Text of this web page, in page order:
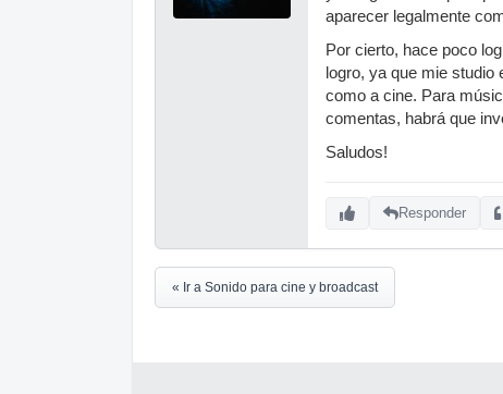
aparecer legalmente
Por cierto, hace poco
logro, ya que mie
como a cine. Para
comentas, habrá que
Saludos!
Responder
« Ir a Sonido para cine y broadcast